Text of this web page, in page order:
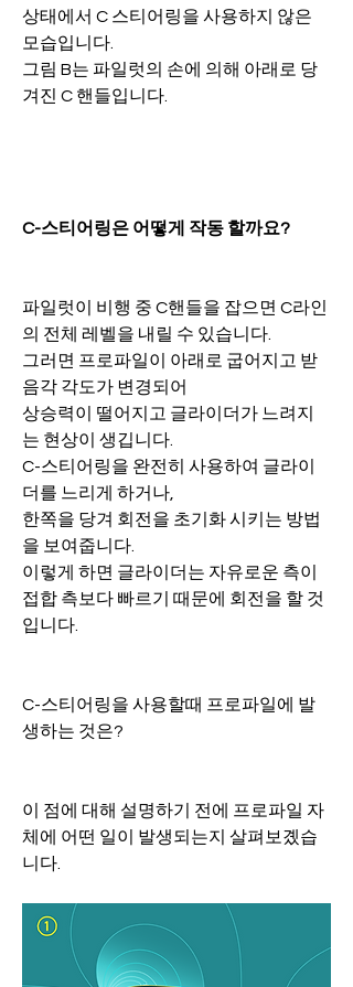
상태에서 C 스티어링을 사용하지 않은
모습입니다.
그림 B는 파일럿의 손에 의해 아래로 당
겨진 C 핸들입니다.
C-스티어링은 어떻게 작동 할까요?
파일럿이 비행 중 C핸들을 잡으면 C라인
의 전체 레벨을 내릴 수 있습니다.
그러면 프로파일이 아래로 굽어지고 받
음각 각도가 변경되어
상승력이 떨어지고 글라이더가 느려지
는 현상이 생깁니다.
C-스티어링을 완전히 사용하여 글라이
더를 느리게 하거나,
한쪽을 당겨 회전을 초기화 시키는 방법
을 보여줍니다.
이렇게 하면 글라이더는 자유로운 측이
접합 측보다 빠르기 때문에 회전을 할 것
입니다.
C-스티어링을 사용할때 프로파일에 발
생하는 것은?
이 점에 대해 설명하기 전에 프로파일 자
체에 어떤 일이 발생되는지 살펴보곘습
니다.